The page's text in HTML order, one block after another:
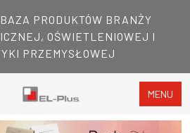
PRODUKTÓW BRANŻY
OŚWIETLENIOWEJ I
PRZEMYSŁOWEJ
MENU